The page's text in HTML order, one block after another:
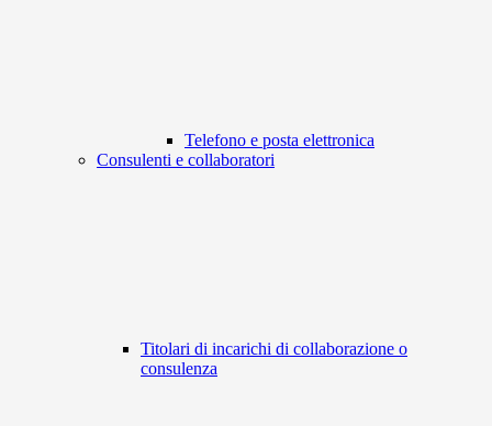
Telefono e posta elettronica
Consulenti e collaboratori
Titolari di incarichi di collaborazione o
consulenza